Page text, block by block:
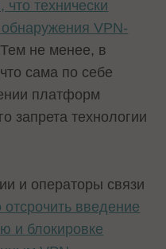
что технически
обнаружения VPN-
не менее, в
сама по себе
платформ
запрета технологии
и операторы связи
введение
и блокировке